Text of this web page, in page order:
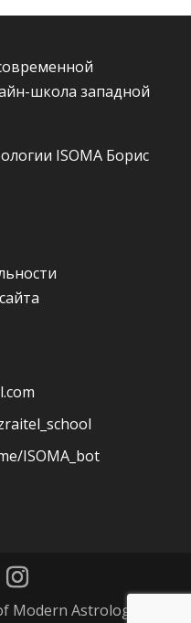
школа западной
ISOMA Борис
ISOMA_bot
Modern Astrology